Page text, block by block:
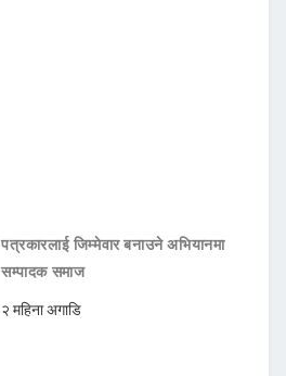
पत्रकारलाई जिम्मेवार बनाउने अभियानमा
सम्पादक समाज
२ महिना अगाडि